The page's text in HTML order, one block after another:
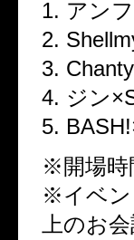
1. アン
2.
3.
4. ジン
5.
※開場時
※イベン
上のお